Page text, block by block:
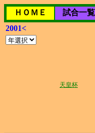
ＨＯＭＥ 試合一覧
2001<
天皇杯